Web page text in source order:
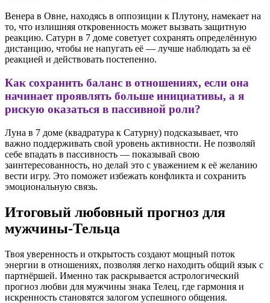
Венера в Овне, находясь в оппозиции к Плутону, намекает на
то, что излишняя откровенность может вызвать защитную
реакцию. Сатурн в 7 доме советует сохранять определённую
дистанцию, чтобы не напугать её — лучше наблюдать за её
реакцией и действовать постепенно.
Как сохранить баланс в отношениях, если она
начинает проявлять больше инициативы, а я
рискую оказаться в пассивной роли?
Луна в 7 доме (квадратура к Сатурну) подсказывает, что
важно поддерживать свой уровень активности. Не позволяй
себе впадать в пассивность — показывай свою
заинтересованность, но делай это с уважением к её желанию
вести игру. Это поможет избежать конфликта и сохранить
эмоциональную связь.
Итоговый любовный прогноз для
мужчины-Тельца
Твоя уверенность и открытость создают мощный поток
энергии в отношениях, позволяя легко находить общий язык с
партнёршей. Именно так раскрывается астрологический
прогноз любви для мужчины знака Телец, где гармония и
искренность становятся залогом успешного общения.